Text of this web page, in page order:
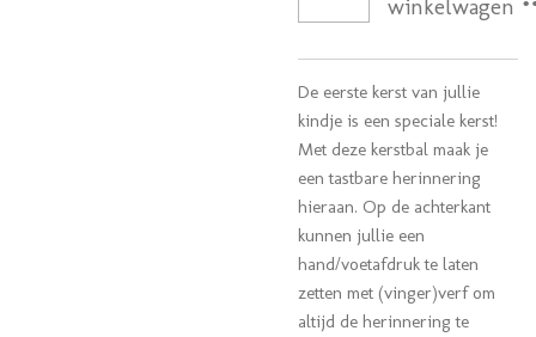
winkelwagen
De eerste kerst van jullie
kindje is een speciale kerst!
Met deze kerstbal maak je
een tastbare herinnering
hieraan. Op de achterkant
kunnen jullie een
hand/voetafdruk te laten
zetten met (vinger)verf om
altijd de herinnering te